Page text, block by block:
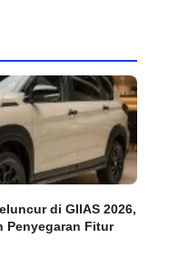
di GIIAS 2026,
Penyegaran Fitur